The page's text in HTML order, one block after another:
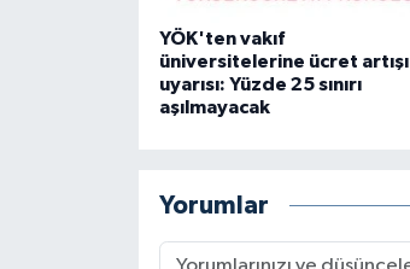
YÖK'ten vakıf
üniversitelerine ücret artışı
uyarısı: Yüzde 25 sınırı
aşılmayacak
Yorumlar